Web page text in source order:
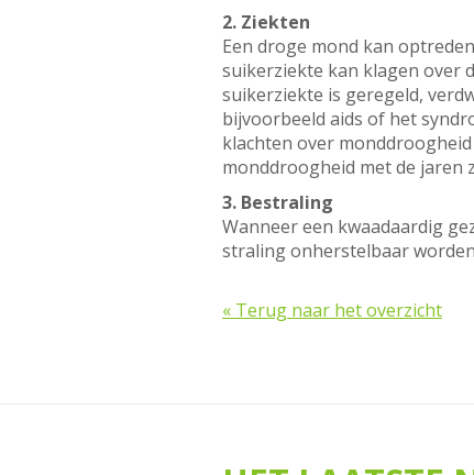
2. Ziekten
Een droge mond kan
suikerziekte kan klagen over
suikerziekte is geregeld,
bijvoorbeeld aids of het
klachten over
monddroogheid met de jaren
3. Bestraling
Wanneer een kwaadaardig
straling onherstelbaar
« Terug naar het overzicht